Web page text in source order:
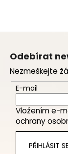
Z
Odebírat
Nezmeškejte
E-mail
Vložením e-
ochrany
PŘIHLÁSIT SE